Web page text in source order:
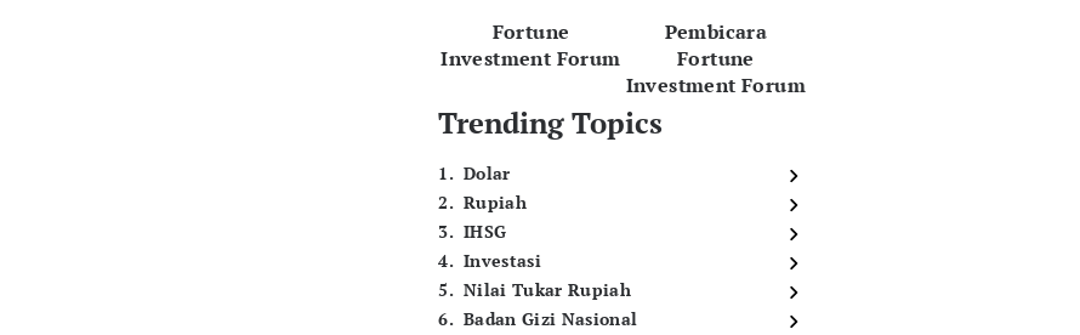
Fortune
Investment Forum
Pembicara
Fortune
Investment Forum
Trending Topics
1. Dolar
2. Rupiah
3. IHSG
4. Investasi
5. Nilai Tukar Rupiah
6. Badan Gizi Nasional